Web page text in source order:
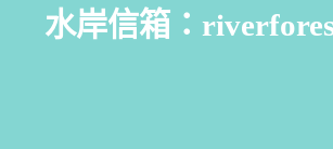
水岸信箱：